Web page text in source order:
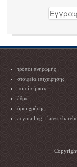
τρόποι πληρωμής
στοιχεία επιχείρησης
ποιοί είμαστε
έδρα
όροι χρήσης
acymailing - latest